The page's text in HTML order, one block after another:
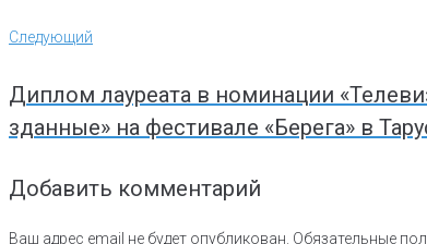
Следующий
Следующий
Диплом лауреата в номинации
зданные» на фестивале «Берега» в
Добавить комментарий
Ваш адрес email не будет опубликован. Обязательные